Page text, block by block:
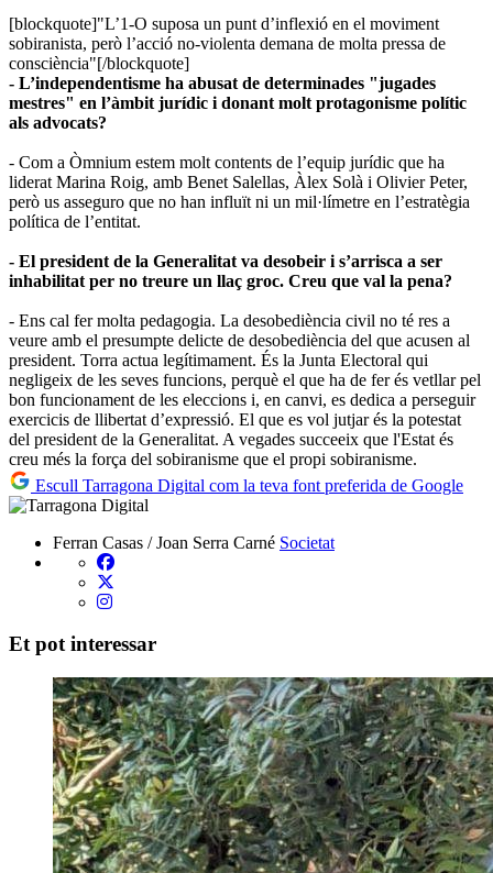
[blockquote]"L’1-O suposa un punt d’inflexió en el moviment
sobiranista, però l’acció no-violenta demana de molta pressa de
consciència"[/blockquote]
- L’independentisme ha abusat de determinades "jugades
mestres" en l’àmbit jurídic i donant molt protagonisme polític
als advocats?
- Com a Òmnium estem molt contents de l’equip jurídic que ha
liderat Marina Roig, amb Benet Salellas, Àlex Solà i Olivier Peter,
però us asseguro que no han influït ni un mil·límetre en l’estratègia
política de l’entitat.
- El president de la Generalitat va desobeir i s’arrisca a ser
inhabilitat per no treure un llaç groc. Creu que val la pena?
- Ens cal fer molta pedagogia. La desobediència civil no té res a
veure amb el presumpte delicte de desobediència del que acusen al
president. Torra actua legítimament. És la Junta Electoral qui
negligeix de les seves funcions, perquè el que ha de fer és vetllar pel
bon funcionament de les eleccions i, en canvi, es dedica a perseguir
exercicis de llibertat d’expressió. El que es vol jutjar és la potestat
del president de la Generalitat. A vegades succeeix que l'Estat és
creu més la força del sobiranisme que el propi sobiranisme.
Escull Tarragona Digital com la teva font preferida de Google
Ferran Casas / Joan Serra Carné Societat
Et pot interessar